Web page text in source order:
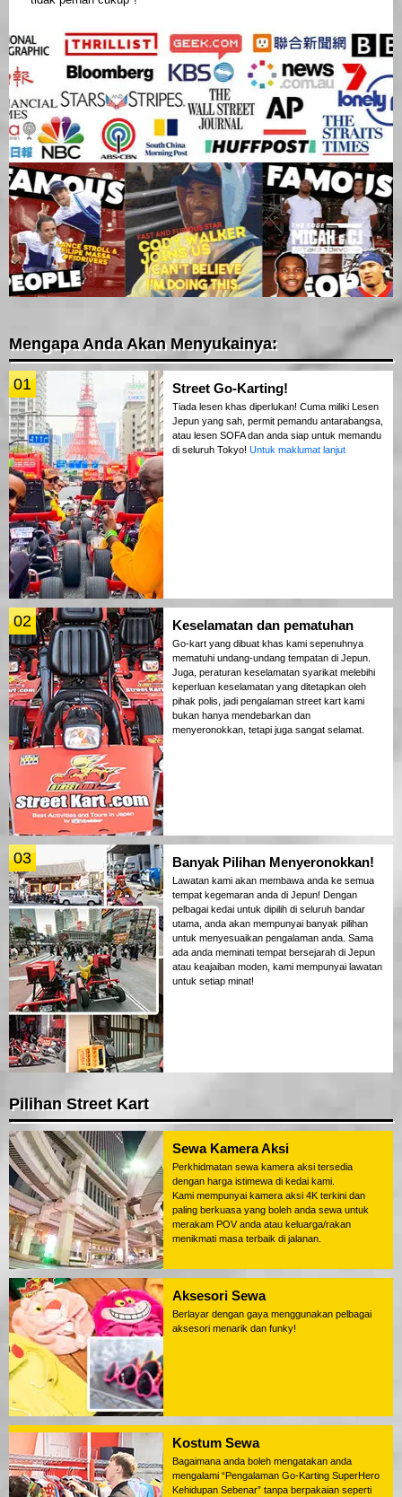
Mengapa Anda Akan Menyukainya:
01 Street Go-Karting!
Tiada lesen khas diperlukan! Cuma miliki Lesen
Jepun yang sah, permit pemandu antarabangsa,
atau lesen SOFA dan anda siap untuk memandu
di seluruh Tokyo! Untuk maklumat lanjut
02 Keselamatan dan pematuhan
Go-kart yang dibuat khas kami sepenuhnya
mematuhi undang-undang tempatan di Jepun.
Juga, peraturan keselamatan syarikat melebihi
keperluan keselamatan yang ditetapkan oleh
pihak polis, jadi pengalaman street kart kami
bukan hanya mendebarkan dan
menyeronokkan, tetapi juga sangat selamat.
03 Banyak Pilihan Menyeronokkan!
Lawatan kami akan membawa anda ke semua
tempat kegemaran anda di Jepun! Dengan
pelbagai kedai untuk dipilih di seluruh bandar
utama, anda akan mempunyai banyak pilihan
untuk menyesuaikan pengalaman anda. Sama
ada anda meminati tempat bersejarah di Jepun
atau keajaiban moden, kami mempunyai lawatan
untuk setiap minat!
Pilihan Street Kart
Sewa Kamera Aksi
Perkhidmatan sewa kamera aksi tersedia
dengan harga istimewa di kedai kami.
Kami mempunyai kamera aksi 4K terkini dan
paling berkuasa yang boleh anda sewa untuk
merakam POV anda atau keluarga/rakan
menikmati masa terbaik di jalanan.
Aksesori Sewa
Berlayar dengan gaya menggunakan pelbagai
aksesori menarik dan funky!
Kostum Sewa
Bagaimana anda boleh mengatakan anda
mengalami “Pengalaman Go-Karting SuperHero
Kehidupan Sebenar” tanpa berpakaian seperti